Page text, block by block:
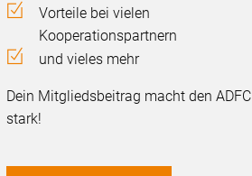
Vorteile bei vielen
Kooperationspartnern
und vieles mehr
Dein Mitgliedsbeitrag macht den ADFC
stark!